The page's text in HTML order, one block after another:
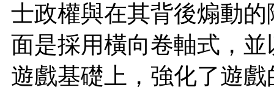
士政權與在其背後煽動
面是採用橫向卷軸式，
遊戲基礎上，強化了遊